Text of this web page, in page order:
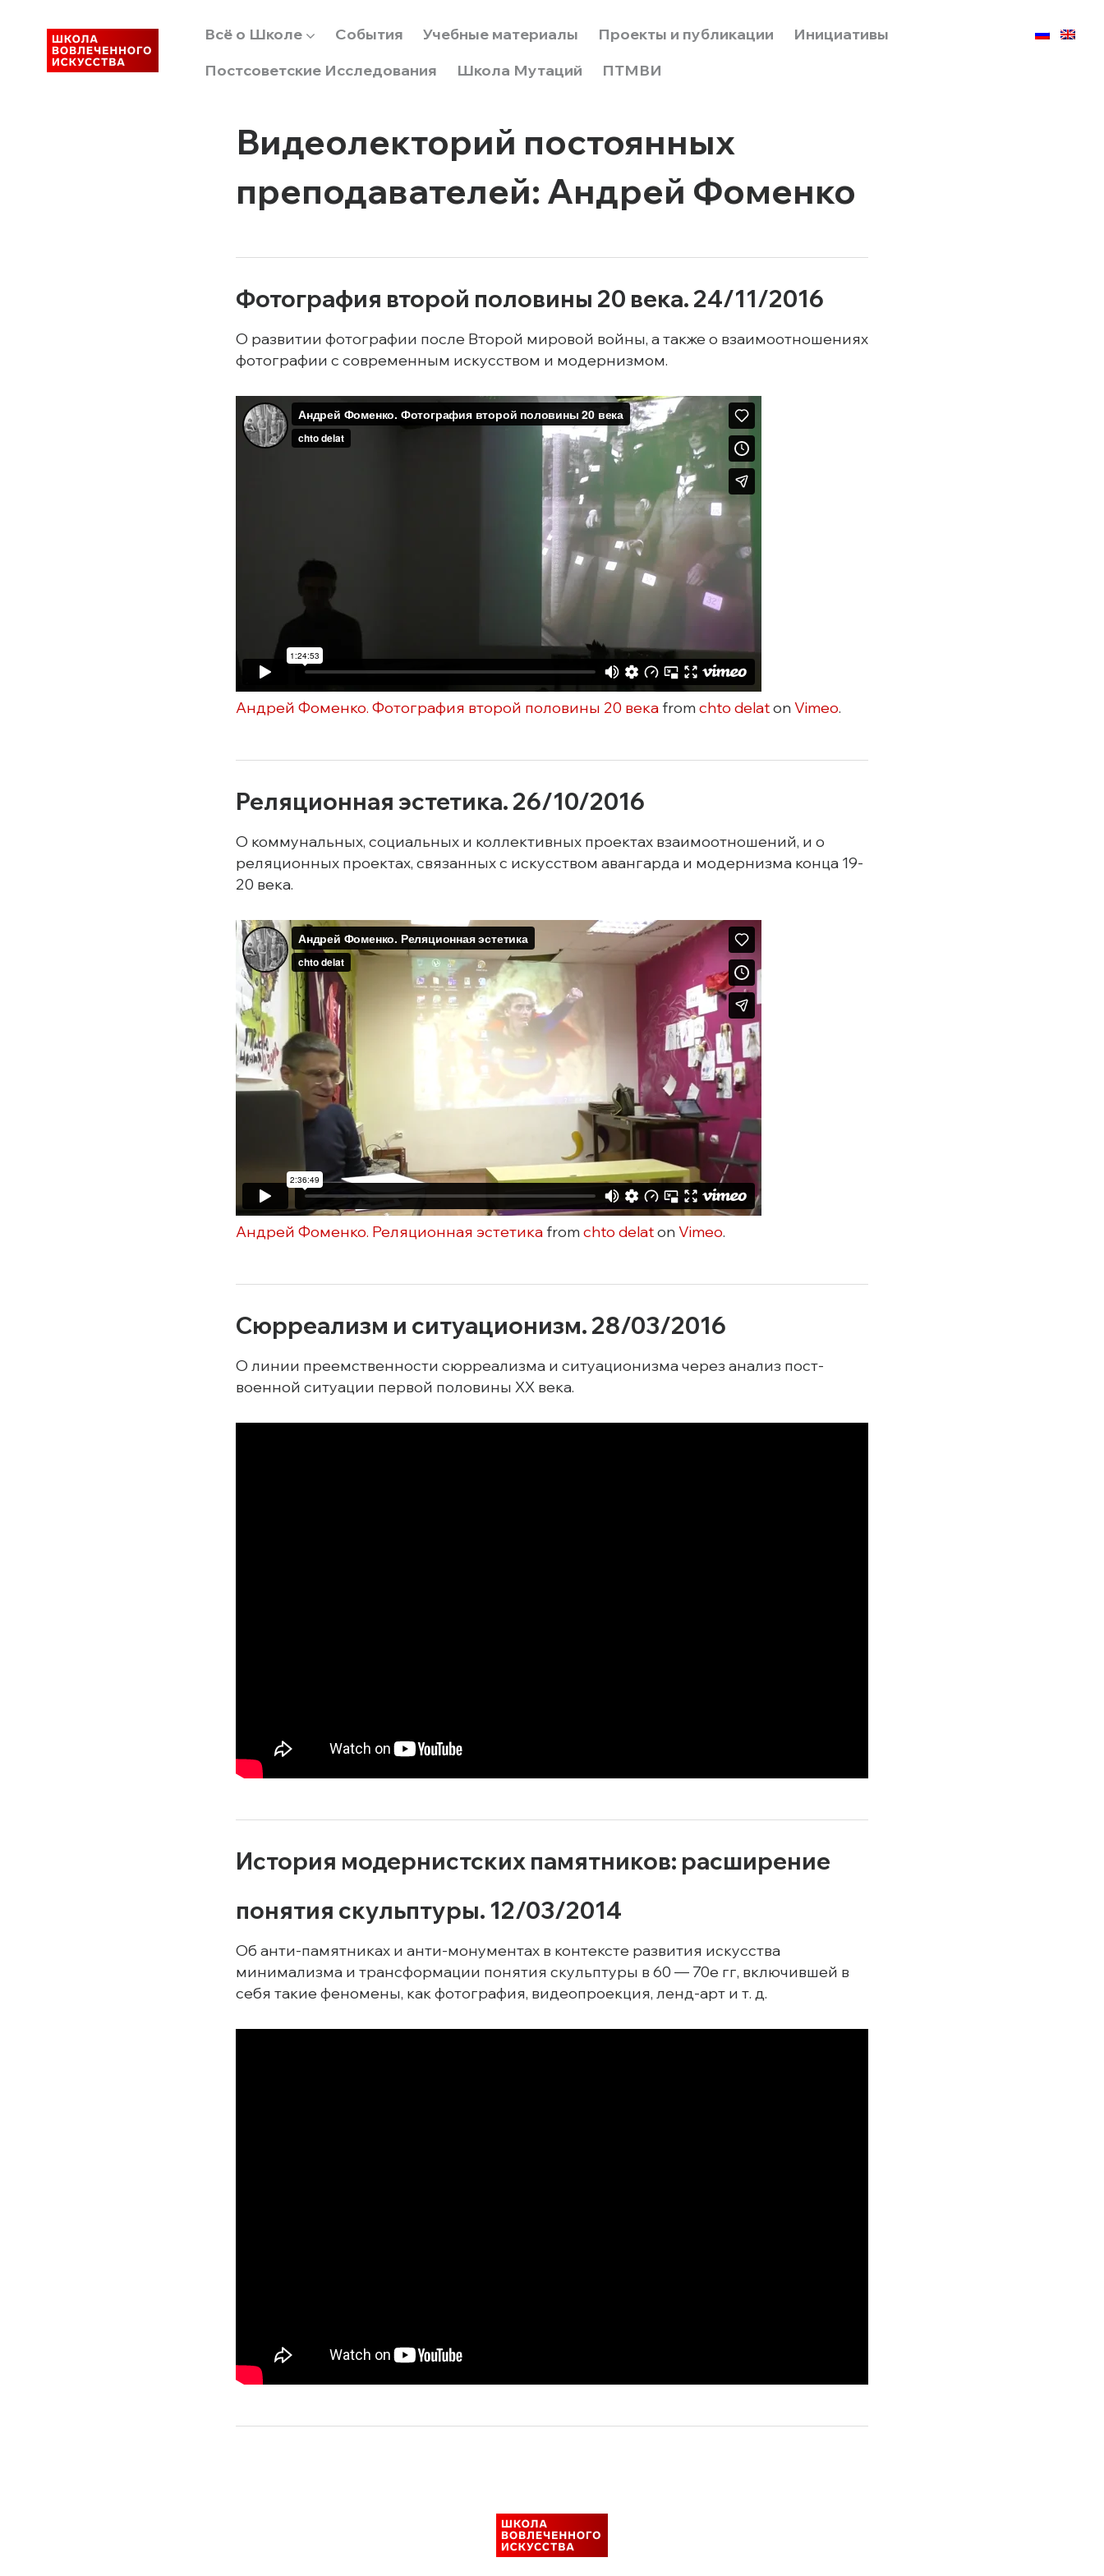
Всё о Школе События Учебные материалы Проекты и публикации
Инициативы
Постсоветские Исследования
Школа Мутаций ПТМВИ
Видеолекторий постоянных
преподавателей: Андрей Фоменко
Фотография второй половины 20 века. 24/11/2016
О развитии фотографии после Второй мировой войны, а также о взаимоотношениях
фотографии с современным искусством и модернизмом.
Андрей Фоменко. Фотография второй половины 20 векаfrom chto delaton Vimeo.
Реляционная эстетика. 26/10/2016
О коммунальных, социальных и коллективных проектах взаимоотношений, и о
реляционных проектах, связанных с искусством авангарда и модернизма конца 19-
20 века.
Андрей Фоменко. Реляционная эстетикаfrom chto delaton Vimeo.
Сюрреализм и ситуационизм. 28/03/2016
О линии преемственности сюрреализма и ситуационизма через анализ пост-
военной ситуации первой половины XX века.
История модернистских памятников: расширение
понятия скульптуры. 12/03/2014
Об анти-памятниках и анти-монументах в контексте развития искусства
минимализма и трансформации понятия скульптуры в 60 — 70е гг, включившей в
себя такие феномены, как фотография, видеопроекция, ленд-арт и т. д.